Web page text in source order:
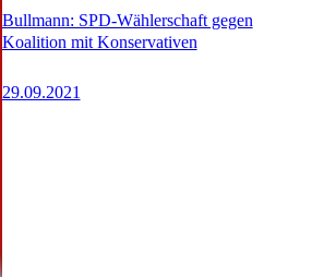
Bullmann: SPD-Wählerschaft gegen
Koalition mit Konservativen
29.09.2021